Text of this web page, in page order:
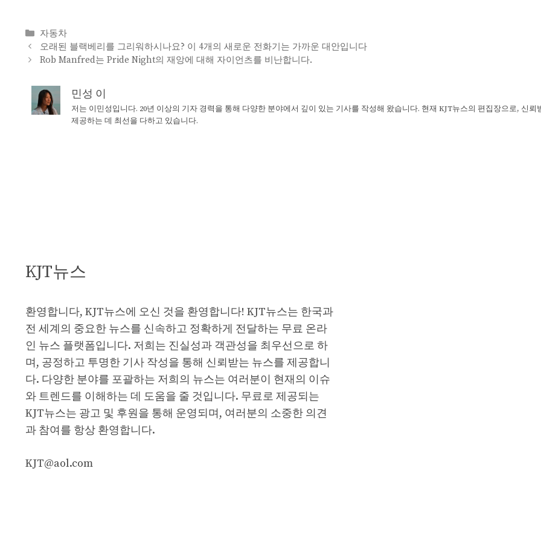
Categories
자동차
오래된 블랙베리를 그리워하시나요? 이 4개의 새로운 전화기는 가까운 대안입니다
Rob Manfred는 Pride Night의 재앙에 대해 자이언츠를 비난합니다.
민성 이
저는 이민성입니다. 20년 이상의 기자 경력을 통해 다양한 분야에서 깊이 있는 기사를 작성해 왔습니다. 현재 KJT뉴스의 편집장으로, 신뢰
제공하는 데 최선을 다하고 있습니다.
KJT뉴스
환영합니다, KJT뉴스에 오신 것을 환영합니다! KJT뉴스는 한국과
전 세계의 중요한 뉴스를 신속하고 정확하게 전달하는 무료 온라
인 뉴스 플랫폼입니다. 저희는 진실성과 객관성을 최우선으로 하
며, 공정하고 투명한 기사 작성을 통해 신뢰받는 뉴스를 제공합니
다. 다양한 분야를 포괄하는 저희의 뉴스는 여러분이 현재의 이슈
와 트렌드를 이해하는 데 도움을 줄 것입니다. 무료로 제공되는
KJT뉴스는 광고 및 후원을 통해 운영되며, 여러분의 소중한 의견
과 참여를 항상 환영합니다.
KJT@aol.com